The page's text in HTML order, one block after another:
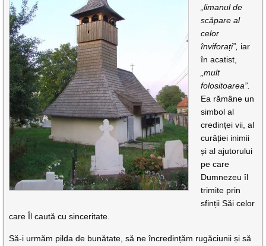
„limanul de
scăpare al
celor
înviforați”, iar
în acatist,
„mult
folositoarea”.
Ea rămâne un
simbol al
credinței vii, al
curăției inimii
și al ajutorului
pe care
Dumnezeu îl
trimite prin
sfinții Săi celor
care Îl caută cu sinceritate.
Să-i urmăm pilda de bunătate, să ne încredințăm rugăciunii și să